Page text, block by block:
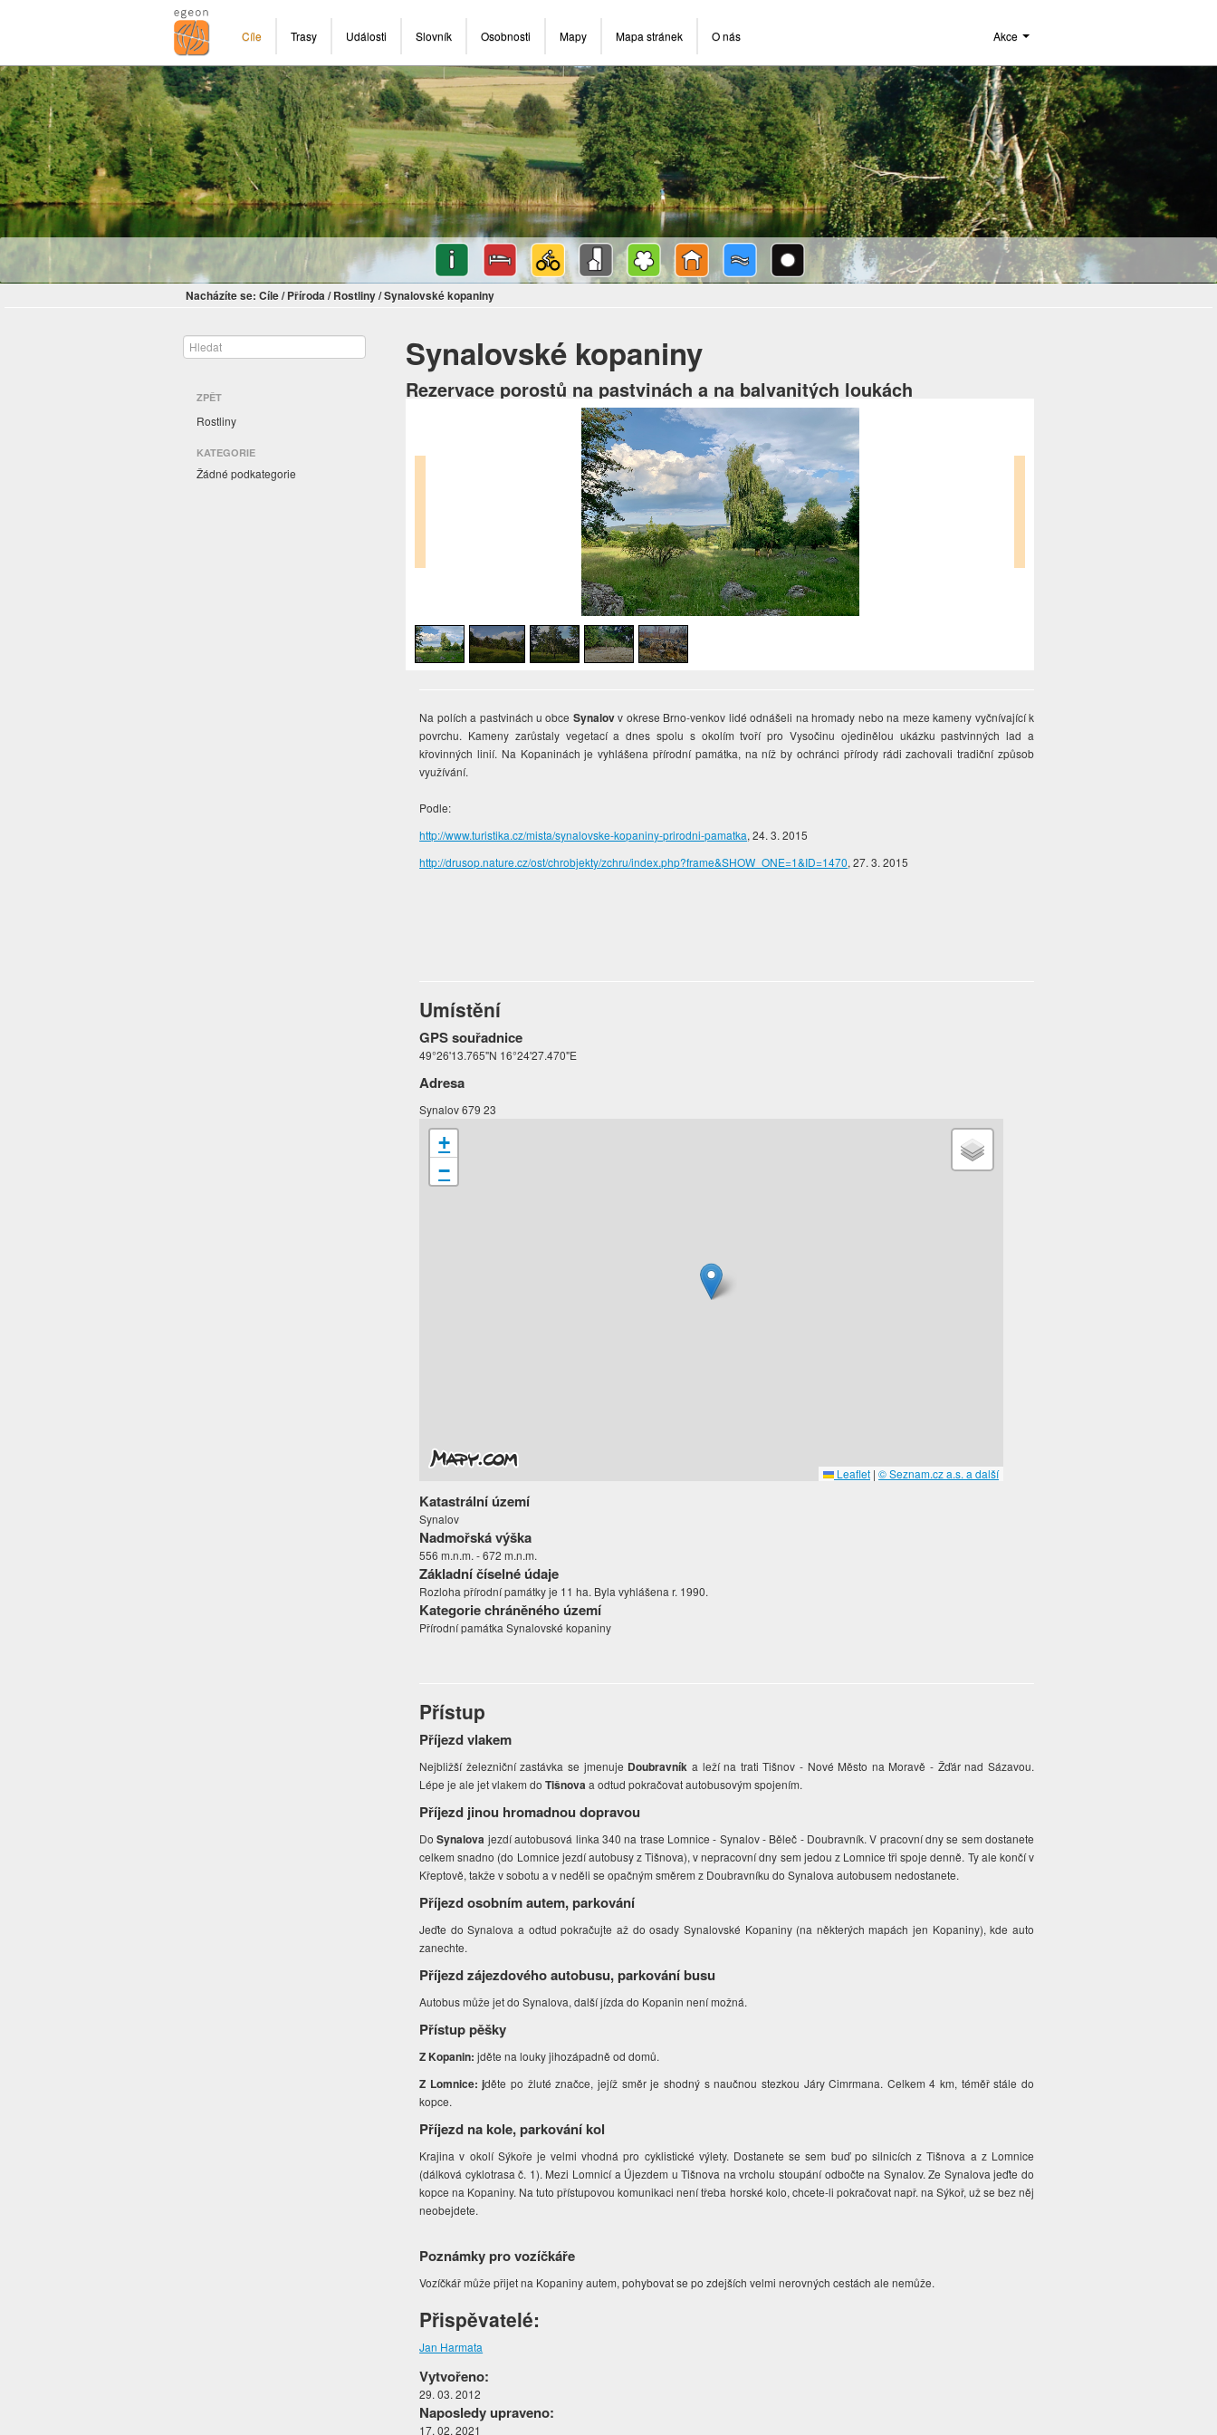
Cíle Trasy Události Slovník Osobnosti Mapy Mapa stránek O nás Akce
Nacházíte se: Cíle/ Příroda/ Rostliny/Synalovské kopaniny
ZPĚT
Rostliny
KATEGORIE
Žádné podkategorie
Synalovské kopaniny
Rezervace porostů na pastvinách a na balvanitých loukách
Na polích a pastvinách u obce Synalovv okrese Brno-venkov lidé odnášeli na hromady nebo na meze kameny vyčnívající k
povrchu. Kameny zarůstaly vegetací a dnes spolu s okolím tvoří pro Vysočinu ojedinělou ukázku pastvinných lad a
křovinných linií. Na Kopaninách je vyhlášena přírodní památka, na níž by ochránci přírody rádi zachovali tradiční způsob
využívání.
Podle:
http://www.turistika.cz/mista/synalovske-kopaniny-prirodni-pamatka, 24. 3. 2015
http://drusop.nature.cz/ost/chrobjekty/zchru/index.php?frame&SHOW_ONE=1&ID=1470, 27. 3. 2015
Umístění
GPS souřadnice
49°26'13.765"N 16°24'27.470"E
Adresa
Synalov 679 23
+
−
Leaflet | © Seznam.cz a.s. a další
Katastrální území
Synalov
Nadmořská výška
556 m.n.m. - 672 m.n.m.
Základní číselné údaje
Rozloha přírodní památky je 11 ha. Byla vyhlášena r. 1990.
Kategorie chráněného území
Přírodní památka Synalovské kopaniny
Přístup
Příjezd vlakem
Nejbližší železniční zastávka se jmenuje Doubravník a leží na trati Tišnov - Nové Město na Moravě - Žďár nad Sázavou.
Lépe je ale jet vlakem do Tišnovaa odtud pokračovat autobusovým spojením.
Příjezd jinou hromadnou dopravou
DoSynalova jezdí autobusová linka 340 na trase Lomnice - Synalov - Běleč - Doubravník. V pracovní dny se sem dostanete
celkem snadno (do Lomnice jezdí autobusy z Tišnova), v nepracovní dny sem jedou z Lomnice tři spoje denně. Ty ale končí v
Křeptově, takže v sobotu a v neděli se opačným směrem z Doubravníku do Synalova autobusem nedostanete.
Příjezd osobním autem, parkování
Jeďte do Synalova a odtud pokračujte až do osady Synalovské Kopaniny (na některých mapách jen Kopaniny), kde auto
zanechte.
Příjezd zájezdového autobusu, parkování busu
Autobus může jet do Synalova, další jízda do Kopanin není možná.
Přístup pěšky
Z Kopanin: jděte na louky jihozápadně od domů.
Z Lomnice: jděte po žluté značce, jejíž směr je shodný s naučnou stezkou Járy Cimrmana. Celkem 4 km, téměř stále do
kopce.
Příjezd na kole, parkování kol
Krajina v okolí Sýkoře je velmi vhodná pro cyklistické výlety. Dostanete se sem buď po silnicích z Tišnova a z Lomnice
(dálková cyklotrasa č. 1). Mezi Lomnicí a Újezdem u Tišnova na vrcholu stoupání odbočte na Synalov. Ze Synalova jeďte do
kopce na Kopaniny. Na tuto přístupovou komunikaci není třeba horské kolo, chcete-li pokračovat např. na Sýkoř, už se bez něj
neobejdete.
Poznámky pro vozíčkáře
Vozíčkář může přijet na Kopaniny autem, pohybovat se po zdejších velmi nerovných cestách ale nemůže.
Přispěvatelé:
Jan Harmata
Vytvořeno:
29. 03. 2012
Naposledy upraveno:
17. 02. 2021